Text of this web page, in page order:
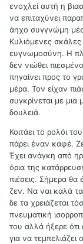
ενοχλεί αυτή η
να επιταχύνει
άηχο συγγνώμη
Κυλιόμενες
ευγνωμοσύνη. Η
δεν νιώθει
πηγαίνει προς το
μέρα. Τον είχαν
συγκρίνεται με
δουλειά.
Κοιτάει το ρολόι
πάρει έναν καφέ.
Έχει ανάγκη από
όρια της
πιέσεις. Σήμερα
ζεν. Να ναι καλά
δε τα χρειάζεται
πνευματική
του αλλά ήξερε
για να